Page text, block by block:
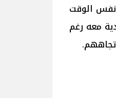
نفس الوقت
معه رغم